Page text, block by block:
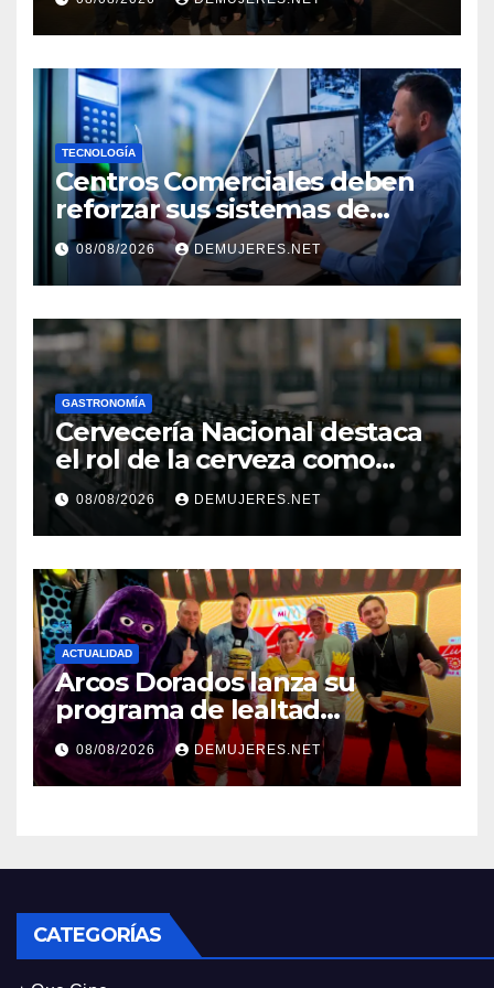
TRANSFORMAN LA FORMA
DE VIVIR EL CINE
TECNOLOGÍA
Centros Comerciales deben
reforzar sus sistemas de
seguridad ante el
incremento de visitantes por
el Décimo Tercer Mes
08/08/2026 DEMUJERES.NET
GASTRONOMÍA
Cervecería Nacional destaca
el rol de la cerveza como
motor de desarrollo
económico y sostenibilidad
en Panamá
08/08/2026 DEMUJERES.NET
ACTUALIDAD
Arcos Dorados lanza su
programa de lealtad
‘MiMcDonald’s y reconoce a
tres de sus clientes más
leales de Panamá
08/08/2026 DEMUJERES.NET
CATEGORÍAS